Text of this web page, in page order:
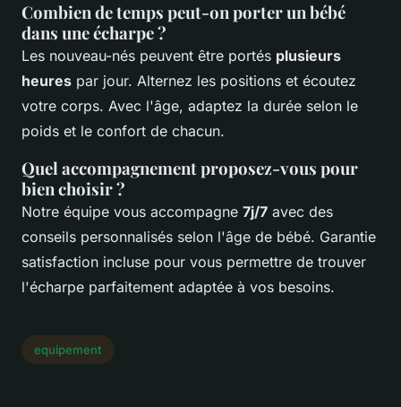
Combien de temps peut-on porter un bébé
dans une écharpe ?
Les nouveau-nés peuvent être portés plusieurs
heures par jour. Alternez les positions et écoutez
votre corps. Avec l'âge, adaptez la durée selon le
poids et le confort de chacun.
Quel accompagnement proposez-vous pour
bien choisir ?
Notre équipe vous accompagne 7j/7 avec des
conseils personnalisés selon l'âge de bébé. Garantie
satisfaction incluse pour vous permettre de trouver
l'écharpe parfaitement adaptée à vos besoins.
equipement